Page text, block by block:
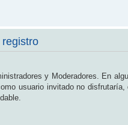
y Moderadores. En
usuario invitado no